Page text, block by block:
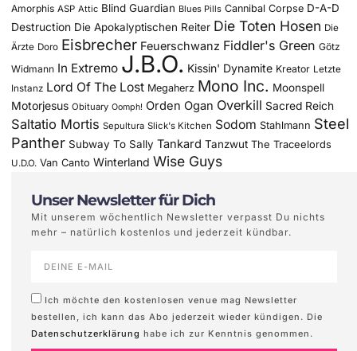
Amorphis ASP Attic Blind Guardian Blues Pills Cannibal Corpse D-A-D
Destruction Die Apokalyptischen Reiter Die Toten Hosen Die
Ärzte Doro Eisbrecher Feuerschwanz Fiddler's Green Götz
Widmann In Extremo J.B.O. Kissin' Dynamite Kreator Letzte
Instanz Lord Of The Lost Megaherz Mono Inc. Moonspell
Motorjesus Obituary Oomph! Orden Ogan Overkill Sacred Reich
Saltatio Mortis Sepultura Slick's Kitchen Sodom Stahlmann Steel
Panther Subway To Sally Tankard Tanzwut The Traceelords
U.D.O. Van Canto Winterland Wise Guys
Unser Newsletter für Dich
Mit unserem wöchentlich Newsletter verpasst Du nichts
mehr – natürlich kostenlos und jederzeit kündbar.
Ich möchte den kostenlosen venue mag Newsletter
bestellen, ich kann das Abo jederzeit wieder kündigen. Die
Datenschutzerklärung habe ich zur Kenntnis genommen.